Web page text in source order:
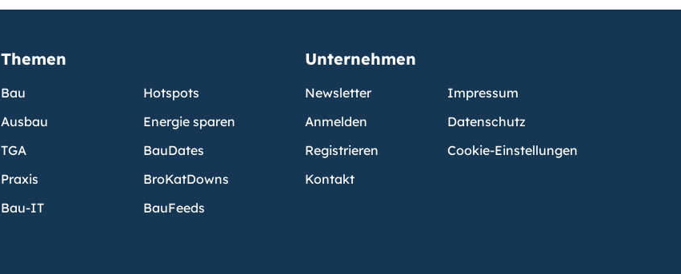
Themen
Bau
Ausbau
TGA
Praxis
Bau-IT
Hotspots
Energie sparen
BauDates
BroKatDowns
BauFeeds
Unternehmen
Newsletter
Anmelden
Registrieren
Kontakt
Impressum
Datenschutz
Cookie-Einstellungen